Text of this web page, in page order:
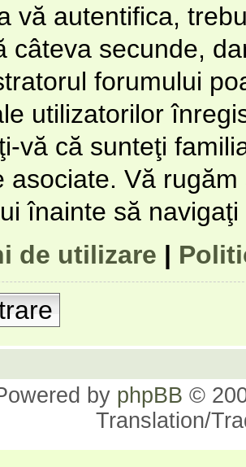
vă autentifica,
câteva secunde,
forumului
utilizatorilor
vă că sunteţi
asociate. Vă
înainte să
de utilizare |
by phpBB ©
Translation/